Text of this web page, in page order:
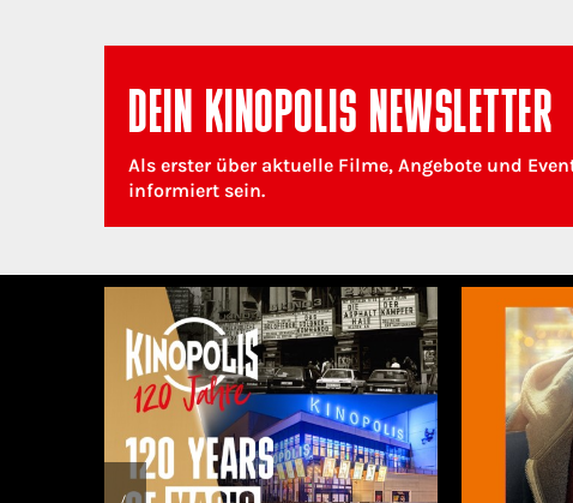
DEIN KINOPOLIS NEWSLETTER
Als erster über aktuelle Filme, Angebote und
informiert sein.